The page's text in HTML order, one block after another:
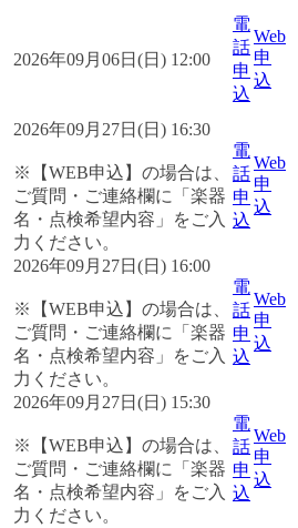
2026年09月06日(日) 12:00
電
話
申
込
Web
申
込
2026年09月27日(日) 16:30
※【WEB申込】の場合は、
ご質問・ご連絡欄に「楽器
名・点検希望内容」をご入
力ください。
電
話
申
込
Web
申
込
2026年09月27日(日) 16:00
※【WEB申込】の場合は、
ご質問・ご連絡欄に「楽器
名・点検希望内容」をご入
力ください。
電
話
申
込
Web
申
込
2026年09月27日(日) 15:30
※【WEB申込】の場合は、
ご質問・ご連絡欄に「楽器
名・点検希望内容」をご入
力ください。
電
話
申
込
Web
申
込